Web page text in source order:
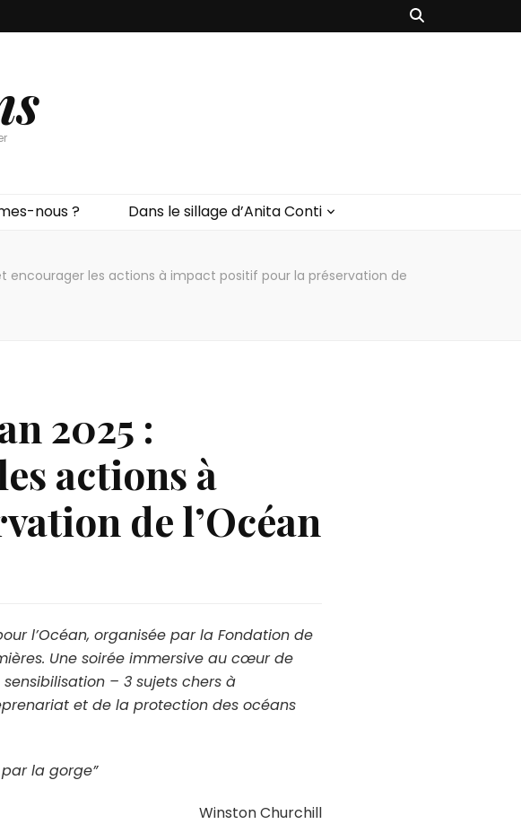
nous ? Dans le sillage d’Anita Conti
encourager les actions à impact positif pour la préservation de
2025 :
actions à
de l’Océan
l’Océan, organisée par la Fondation de
Une soirée immersive au cœur de
– 3 sujets chers à
et de la protection des océans
la gorge”
Winston Churchill